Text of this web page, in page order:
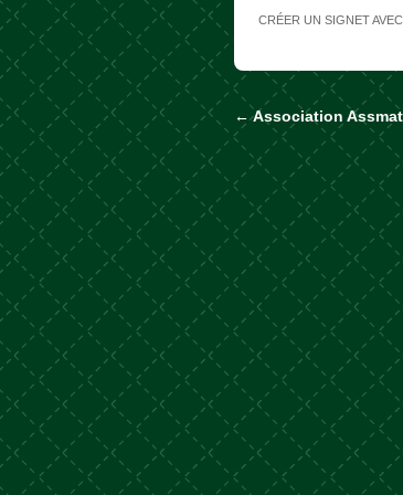
CRÉER UN SIGNET
Naviguer
←Association